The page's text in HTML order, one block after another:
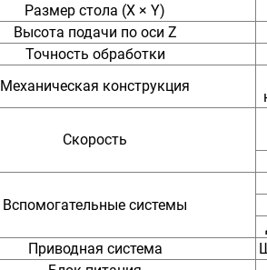
Размер стола (X × Y)
Высота подачи по оси Z
Точность обработки
Механическая конструкция
Скорость
Вспомогательные системы
Приводная система